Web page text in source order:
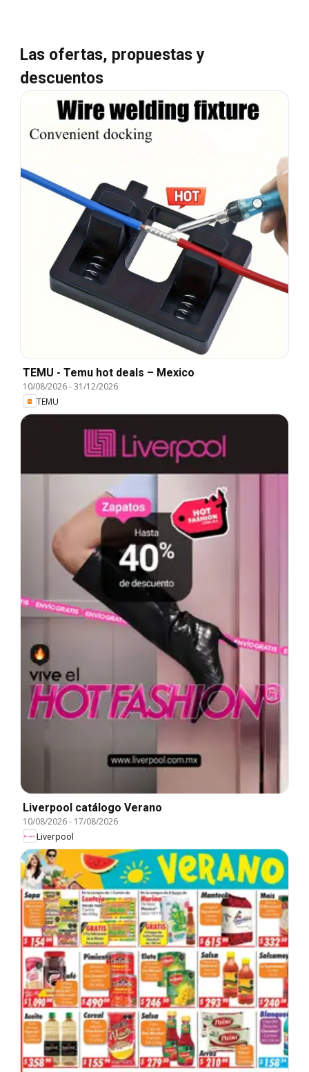
Las ofertas, propuestas y
descuentos
TEMU - Temu hot deals – Mexico
10/08/2026-31/12/2026
TEMU
Liverpool catálogo Verano
10/08/2026- 17/08/2026
Liverpool